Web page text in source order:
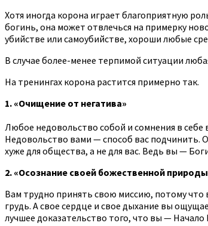
Хотя иногда корона играет благоприятную
богинь, она может отвлечься на примерку
убийстве или самоубийстве, хороши любые
В случае более-менее терпимой ситуации
На тренингах корона растится примерно так.
1. «Очищение от негатива»
Любое недовольство собой и сомнения в
Недовольство вами — способ вас подчинить.
хуже для общества, а не для вас. Ведь вы —
2. «Осознание своей божественной
Вам трудно принять свою миссию, потому что
грудь. А свое сердце и свое дыхание вы
лучшее доказательство того, что вы — Начало